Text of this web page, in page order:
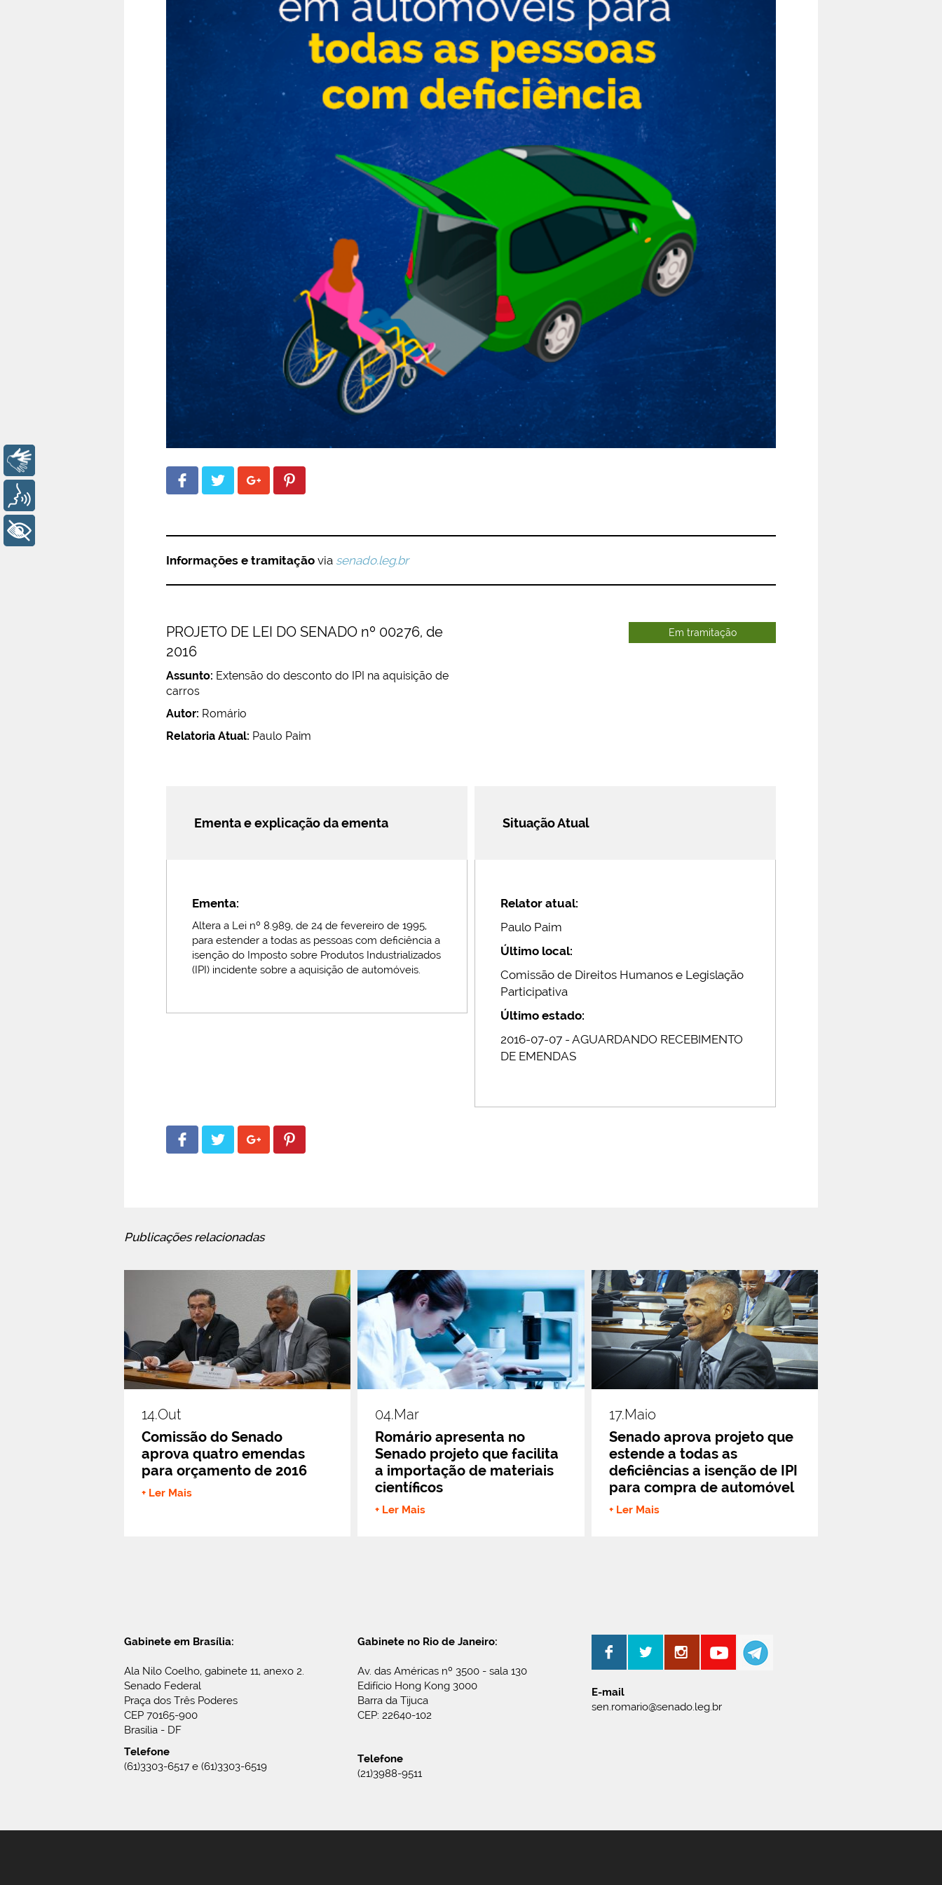
Informações e tramitação via senado.leg.br
PROJETO DE LEI DO SENADO nº 00276, de
2016
Assunto: Extensão do desconto do IPI na aquisição de
carros
Autor: Romário
Relatoria Atual: Paulo Paim
Em tramitação
Ementa e explicação da ementa
Ementa:
Altera a Lei nº 8.989, de 24 de fevereiro de 1995,
para estender a todas as pessoas com deficiência a
isenção do Imposto sobre Produtos Industrializados
(IPI) incidente sobre a aquisição de automóveis.
Situação Atual
Relator atual:
Paulo Paim
Último local:
Comissão de Direitos Humanos e Legislação
Participativa
Último estado:
2016-07-07 - AGUARDANDO RECEBIMENTO
DE EMENDAS
Publicações relacionadas
14.out
Comissão do Senado
aprova quatro emendas
para orçamento de 2016
+ Ler Mais
04.mar
Romário apresenta no
Senado projeto que facilita
a importação de materiais
científicos
+ Ler Mais
17.maio
Senado aprova projeto que
estende a todas as
deficiências a isenção de IPI
para compra de automóvel
+ Ler Mais
Gabinete em Brasília:
Ala Nilo Coelho, gabinete 11, anexo 2.
Senado Federal
Praça dos Três Poderes
CEP 70165-900
Brasília - DF
Telefone
(61)3303-6517 e (61)3303-6519
Gabinete no Rio de Janeiro:
Av. das Américas nº 3500 - sala 130
Edifício Hong Kong 3000
Barra da Tijuca
CEP: 22640-102
Telefone
(21)3988-9511
E-mail
sen.romario@senado.leg.br